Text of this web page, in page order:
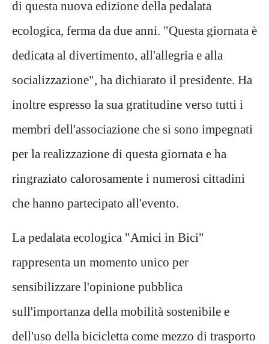
di questa nuova edizione della pedalata
ecologica, ferma da due anni. "Questa giornata è
dedicata al divertimento, all'allegria e alla
socializzazione", ha dichiarato il presidente. Ha
inoltre espresso la sua gratitudine verso tutti i
membri dell'associazione che si sono impegnati
per la realizzazione di questa giornata e ha
ringraziato calorosamente i numerosi cittadini
che hanno partecipato all'evento.
La pedalata ecologica "Amici in Bici"
rappresenta un momento unico per
sensibilizzare l'opinione pubblica
sull'importanza della mobilità sostenibile e
dell'uso della bicicletta come mezzo di trasporto